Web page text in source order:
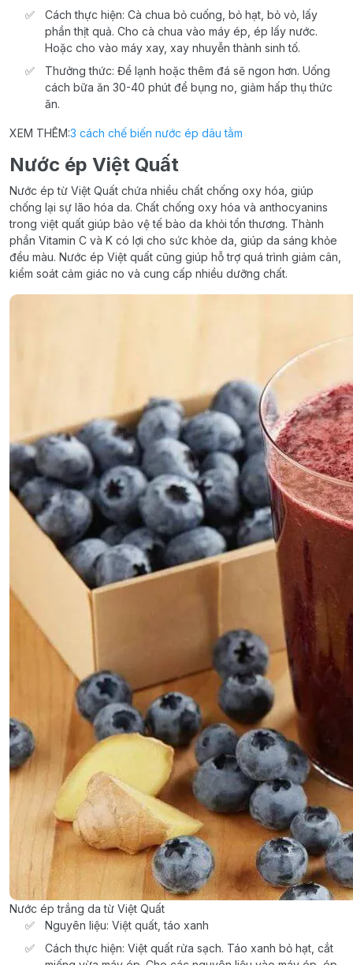
Cách thực hiện: Cà chua bỏ cuống, bỏ hạt, bỏ vỏ, lấy
phần thịt quả. Cho cà chua vào máy ép, ép lấy nước.
Hoặc cho vào máy xay, xay nhuyễn thành sinh tố.
Thưởng thức: Để lạnh hoặc thêm đá sẽ ngon hơn. Uống
cách bữa ăn 30-40 phút để bụng no, giảm hấp thụ thức
ăn.
XEM THÊM:3 cách chế biến nước ép dâu tằm
Nước ép Việt Quất
Nước ép từ Việt Quất chứa nhiều chất chống oxy hóa, giúp
chống lại sự lão hóa da. Chất chống oxy hóa và anthocyanins
trong việt quất giúp bảo vệ tế bào da khỏi tổn thương. Thành
phần Vitamin C và K có lợi cho sức khỏe da, giúp da sáng khỏe
đều màu. Nước ép Việt quất cũng giúp hỗ trợ quá trình giảm cân,
kiểm soát cảm giác no và cung cấp nhiều dưỡng chất.
Nước ép trắng da từ Việt Quất
Nguyên liệu: Việt quất, táo xanh
Cách thực hiện: Việt quất rửa sạch. Táo xanh bỏ hạt, cắt